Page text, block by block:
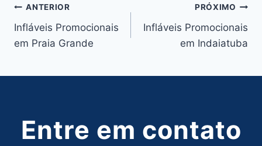
Navegação
de
ANTERIOR
Infláveis Promocionais
em Praia Grande
PRÓXIMO
Infláveis Promocionais
em Indaiatuba
Entre em contato